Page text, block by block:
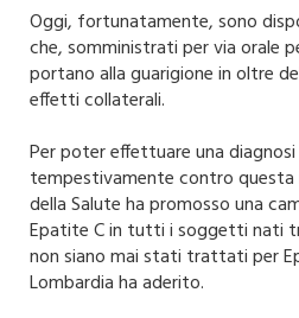
Oggi, fortunatamente, sono
che, somministrati per via orale
portano alla guarigione in oltre
effetti collaterali.
Per poter effettuare una
tempestivamente contro
della Salute ha promosso una
Epatite C in tutti i soggetti nati
non siano mai stati trattati per
Lombardia ha aderito.